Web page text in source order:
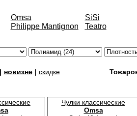
Omsa
Philippe Mantignon
SiSi
Teatro
| новизне| скидке
Чулки классические
Omsa